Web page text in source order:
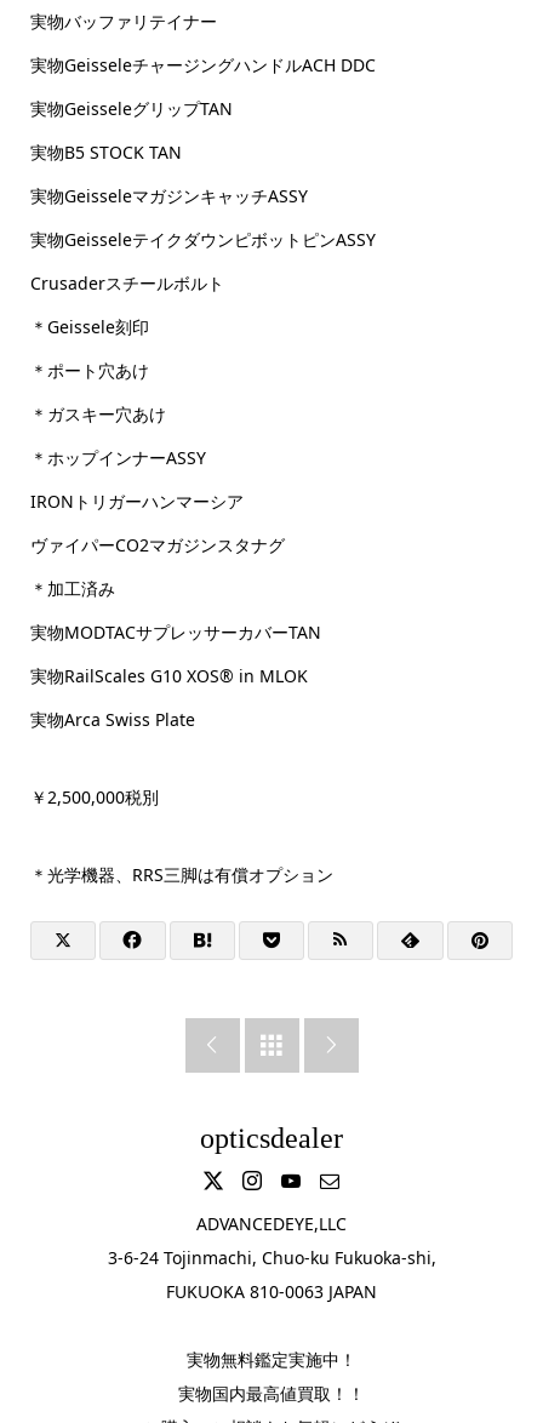
実物バッファリテイナー
実物GeisseleチャージングハンドルACH DDC
実物GeisseleグリップTAN
実物B5 STOCK TAN
実物GeisseleマガジンキャッチASSY
実物GeisseleテイクダウンピボットピンASSY
Crusaderスチールボルト
＊Geissele刻印
＊ポート穴あけ
＊ガスキー穴あけ
＊ホップインナーASSY
IRONトリガーハンマーシア
ヴァイパーCO2マガジンスタナグ
＊加工済み
実物MODTACサプレッサーカバーTAN
実物RailScales G10 XOS® in MLOK
実物Arca Swiss Plate
￥2,500,000税別
＊光学機器、RRS三脚は有償オプション
  
opticsdealer
ADVANCEDEYE,LLC
3-6-24 Tojinmachi, Chuo-ku Fukuoka-shi,
FUKUOKA 810-0063 JAPAN
実物無料鑑定実施中！
実物国内最高値買取！！